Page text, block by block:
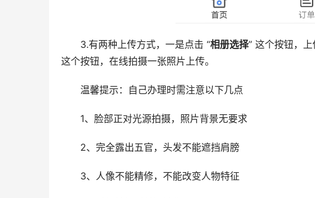
3.有两种上传方式，一是点击 “相册选择” 这个按钮，
这个按钮，在线拍摄一张照片上传。
温馨提示：自己办理时需注意以下几点
1、脸部正对光源拍摄，照片背景无要求
2、完全露出五官，头发不能遮挡肩膀
3、人像不能精修，不能改变人物特征